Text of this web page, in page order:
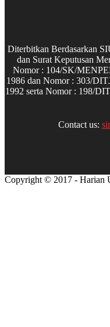
Diterbitkan Berdasarkan
dan Surat Keputusan
Nomor : 104/SK/
1986 dan Nomor : 303/
1992 serta Nomor : 198/
Contact us:
Copyright © 2017 - Harian